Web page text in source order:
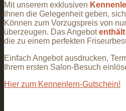
Mit unserem exklusiven
Ihnen die Gelegenheit geben,
Können zum Vorzugspreis von
überzeugen. Das Angebot
die zu einem perfekten
Einfach Angebot ausdrucken,
Ihrem ersten Salon-Besuch
Hier zum Kennenlern-Gutschein!